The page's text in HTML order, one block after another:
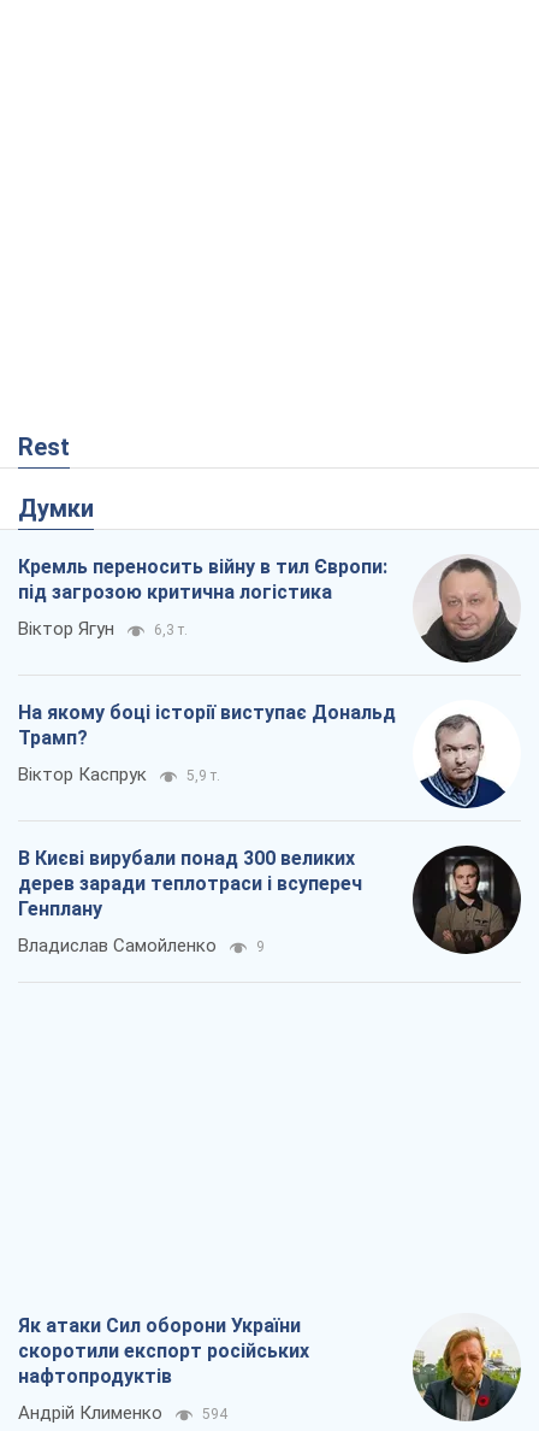
Rest
Думки
Кремль переносить війну в тил Європи:
під загрозою критична логістика
Віктор Ягун 6,3 т.
На якому боці історії виступає Дональд
Трамп?
Віктор Каспрук 5,9 т.
В Києві вирубали понад 300 великих
дерев заради теплотраси і всупереч
Генплану
Владислав Самойленко 9
Як атаки Сил оборони України
скоротили експорт російських
нафтопродуктів
Андрій Клименко 594